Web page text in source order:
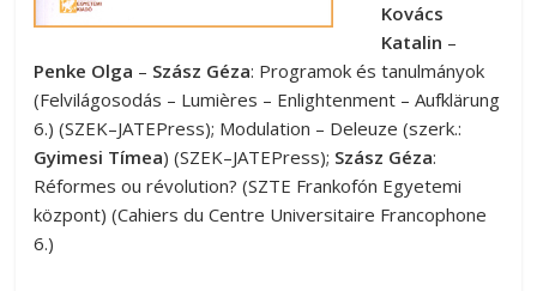
Kovács
Katalin –
Penke Olga – Szász Géza: Programok és tanulmányok
(Felvilágosodás – Lumières – Enlightenment – Aufklärung
6.) (SZEK–JATEPress); Modulation – Deleuze (szerk.:
Gyimesi Tímea) (SZEK–JATEPress); Szász Géza:
Réformes ou révolution? (SZTE Frankofón Egyetemi
központ) (Cahiers du Centre Universitaire Francophone
6.)